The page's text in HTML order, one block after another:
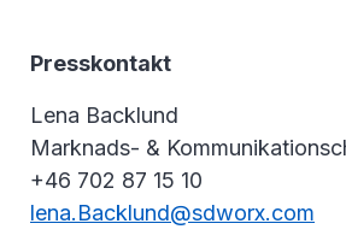
Presskontakt
Lena Backlund
Marknads- &
+46 702 87 15 10
lena.Backlund@sdworx.com